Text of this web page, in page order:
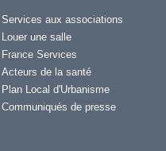
Services aux associations
Louer une salle
France Services
Acteurs de la santé
Plan Local d'Urbanisme
Communiqués de presse